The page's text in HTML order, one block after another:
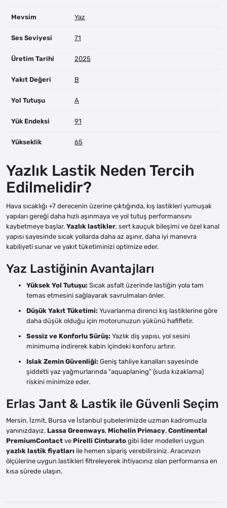
Mevsim Yaz
Ses Seviyesi 71
Üretim Tarihi 2025
Yakıt Değeri B
Yol Tutuşu A
Yük Endeksi 91
Yükseklik 65
Yazlık Lastik Neden Tercih
Edilmelidir?
Hava sıcaklığı +7 derecenin üzerine çıktığında, kış lastikleri yumuşak
yapıları gereği daha hızlı aşınmaya ve yol tutuş performansını
kaybetmeye başlar. Yazlık lastikler, sert kauçuk bileşimi ve özel kanal
yapısı sayesinde sıcak yollarda daha az aşınır, daha iyi manevra
kabiliyeti sunar ve yakıt tüketiminizi optimize eder.
Yaz Lastiğinin Avantajları
Yüksek Yol Tutuşu: Sıcak asfalt üzerinde lastiğin yola tam
temas etmesini sağlayarak savrulmaları önler.
Düşük Yakıt Tüketimi: Yuvarlanma direnci kış lastiklerine göre
daha düşük olduğu için motorunuzun yükünü hafifletir.
Sessiz ve Konforlu Sürüş: Yazlık diş yapısı, yol sesini
minimuma indirerek kabin içindeki konforu artırır.
Islak Zemin Güvenliği: Geniş tahliye kanalları sayesinde
şiddetli yaz yağmurlarında "aquaplaning" (suda kızaklama)
riskini minimize eder.
Erlas Jant & Lastik ile Güvenli Seçim
Mersin, İzmit, Bursa ve İstanbul şubelerimizde uzman kadromuzla
yanınızdayız. Lassa Greenways, Michelin Primacy, Continental
PremiumContact ve Pirelli Cinturato gibi lider modelleri uygun
yazlık lastik fiyatları ile hemen sipariş verebilirsiniz. Aracınızın
ölçülerine uygun lastikleri filtreleyerek ihtiyacınız olan performansa en
kısa sürede ulaşın.